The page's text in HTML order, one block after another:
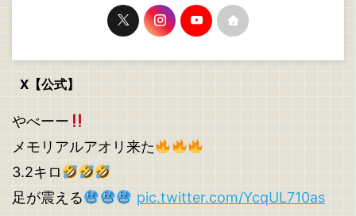
X【公式】
やべーー
メモリアルアオリ来た
3.2キロ
足が震える
pic.twitter.com/YcqUL710as